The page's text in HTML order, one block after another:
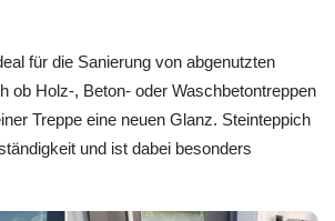
für die Sanierung von abgenutzten
ob Holz-, Beton- oder Waschbetontreppen
Treppe eine neuen Glanz. Steinteppich
und ist dabei besonders